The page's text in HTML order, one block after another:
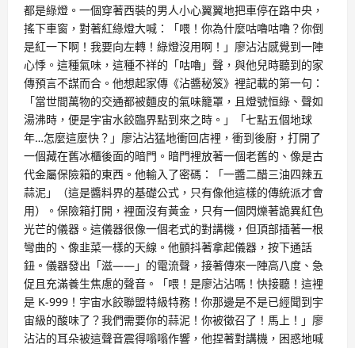
都是綠燈。一個穿著西裝的男人小心翼翼地把車停在路中央，
搖下車窗，對著紅綠燈大喊：「喂！你為什麼咕嚕咕嚕？你倒
是紅一下啊！我要向左轉！綠燈沒用啊！」廖沾沾感覺到一陣
心悸。這種氣味，這種不祥的「咕嚕」聲，與他兒時聽到的家
傳預言不謀而合。他想起家傳《沾醬秘笈》裡記載的第一句：
「當世間萬物的交通都被麵皮的氣味籠罩，且燈號恒綠、聲如
湯沸時，便是宇宙水餃臨界點到來之時。」「七點五個地球
年…怎麼這麼快？」廖沾沾猛地衝回店裡，衝到後廚，打開了
一個藏在舊冰櫃後面的暗門。暗門裡放著一個老舊的、像是古
代金屬保險箱的東西。他輸入了密碼：「一醬二醋三油四辣五
蒜泥」（這是醬料界的基礎公式，只有像他這樣的傳統派才會
用）。保險箱打開，裡面沒有黃金，只有一個閃爍著詭異紅色
光芒的儀器。這儀器很像一個老式的對講機，但頂部插著一根
彎曲的、像韭菜一樣的天線。他顫抖著拿起儀器，按下通話
鈕。儀器發出「滋——」的電流聲，接著傳來一陣高八度、急
促且充滿養生焦慮的聲音。「喂！是廖沾沾嗎！快接聽！這裡
是 K-999！宇宙水餃聯盟特級特務！你那邊是不是已經聞到宇
宙級的酸味了？我們需要你的蒜泥！你被徵召了！馬上！」廖
沾沾的耳朵被這聲音震得嗡嗡作響，他捏著對講機，困惑地喊